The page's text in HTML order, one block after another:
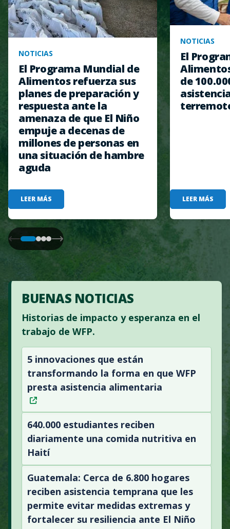
NOTICIAS
El Programa Mundial de
Alimentos refuerza sus
planes de preparación y
respuesta ante la
amenaza de que El Niño
empuje a decenas de
millones de personas en
una situación de hambre
aguda
LEER MÁS
NOTICIAS
El
de
LEER MÁS
BUENAS NOTICIAS
Historias de impacto y esperanza en el
trabajo de WFP.
5 innovaciones que están
transformando la forma en que WFP
presta asistencia alimentaria
640.000 estudiantes reciben
diariamente una comida nutritiva en
Haití
Guatemala: Cerca de 6.800 hogares
reciben asistencia temprana que les
permite evitar medidas extremas y
fortalecer su resiliencia ante El Niño